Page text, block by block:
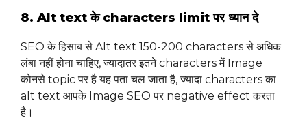
8. Alt text के characters limit पर ध्यान दे
SEO के हिसाब से Alt text 150-200 characters से अधिक
लंबा नहीं होना चाहिए, ज्यादातर इतने characters में Image
कोनसे topic पर है यह पता चल जाता है, ज्यादा characters का
alt text आपके Image SEO पर negative effect करता
है।